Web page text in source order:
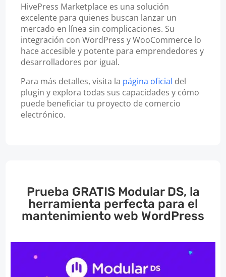
HivePress Marketplace es una solución
excelente para quienes buscan lanzar un
mercado en línea sin complicaciones. Su
integración con WordPress y WooCommerce lo
hace accesible y potente para emprendedores y
desarrolladores por igual.
Para más detalles, visita la página oficial del
plugin y explora todas sus capacidades y cómo
puede beneficiar tu proyecto de comercio
electrónico.
Prueba GRATIS Modular DS, la
herramienta perfecta para el
mantenimiento web WordPress